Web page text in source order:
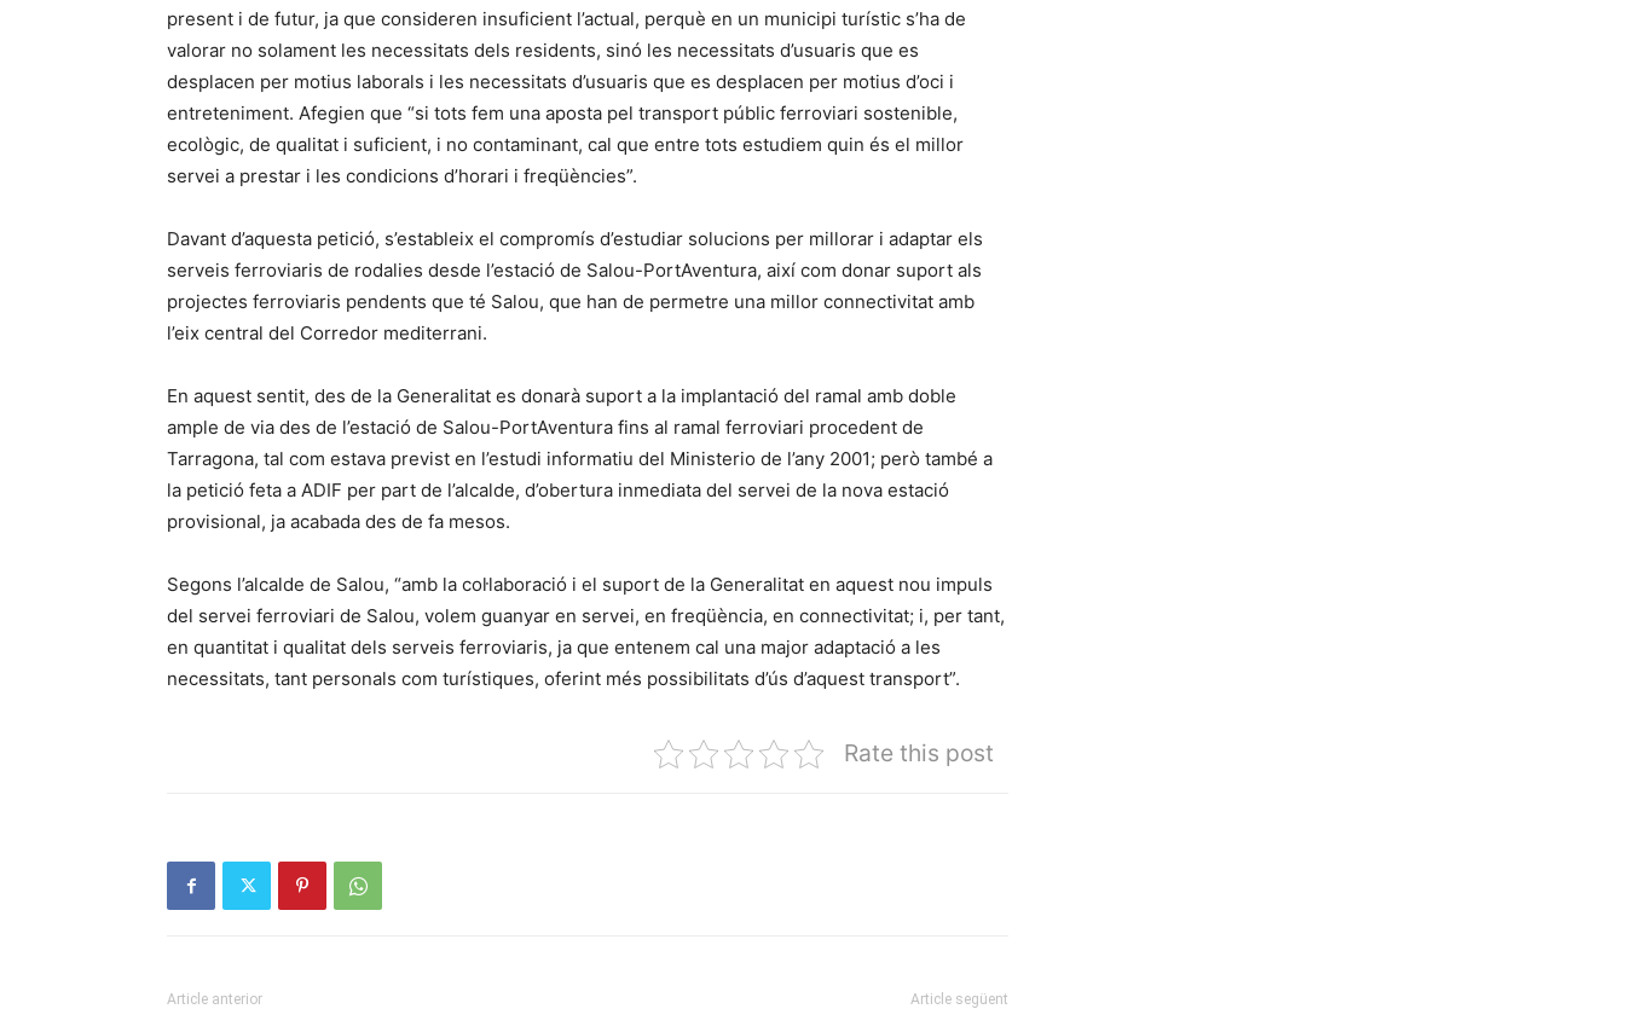
present i de futur, ja que consideren insuficient l’actual, perquè en un municipi turístic s’ha de
valorar no solament les necessitats dels residents, sinó les necessitats d’usuaris que es
desplacen per motius laborals i les necessitats d’usuaris que es desplacen per motius d’oci i
entreteniment. Afegien que “si tots fem una aposta pel transport públic ferroviari sostenible,
ecològic, de qualitat i suficient, i no contaminant, cal que entre tots estudiem quin és el millor
servei a prestar i les condicions d’horari i freqüències”.
Davant d’aquesta petició, s’estableix el compromís d’estudiar solucions per millorar i adaptar els
serveis ferroviaris de rodalies desde l’estació de Salou-PortAventura, així com donar suport als
projectes ferroviaris pendents que té Salou, que han de permetre una millor connectivitat amb
l’eix central del Corredor mediterrani.
En aquest sentit, des de la Generalitat es donarà suport a la implantació del ramal amb doble
ample de via des de l’estació de Salou-PortAventura fins al ramal ferroviari procedent de
Tarragona, tal com estava previst en l’estudi informatiu del Ministerio de l’any 2001; però també a
la petició feta a ADIF per part de l’alcalde, d’obertura inmediata del servei de la nova estació
provisional, ja acabada des de fa mesos.
Segons l’alcalde de Salou, “amb la col·laboració i el suport de la Generalitat en aquest nou impuls
del servei ferroviari de Salou, volem guanyar en servei, en freqüència, en connectivitat; i, per tant,
en quantitat i qualitat dels serveis ferroviaris, ja que entenem cal una major adaptació a les
necessitats, tant personals com turístiques, oferint més possibilitats d’ús d’aquest transport”.
Rate this post
Article anterior Article següent